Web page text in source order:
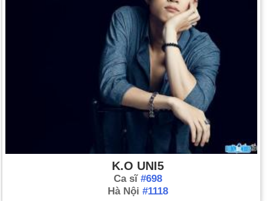
K.O UNI5
Ca sĩ #698
Hà Nội #1118